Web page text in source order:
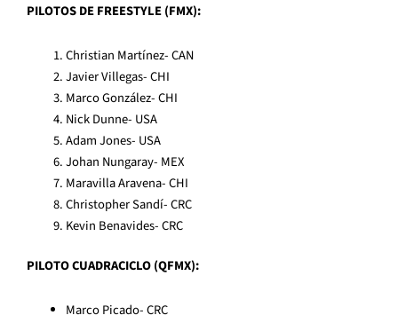
PILOTOS DE FREESTYLE (FMX):
Christian Martínez- CAN
Javier Villegas- CHI
Marco González- CHI
Nick Dunne- USA
Adam Jones- USA
Johan Nungaray- MEX
Maravilla Aravena- CHI
Christopher Sandí- CRC
Kevin Benavides- CRC
PILOTO CUADRACICLO (QFMX):
Marco Picado- CRC